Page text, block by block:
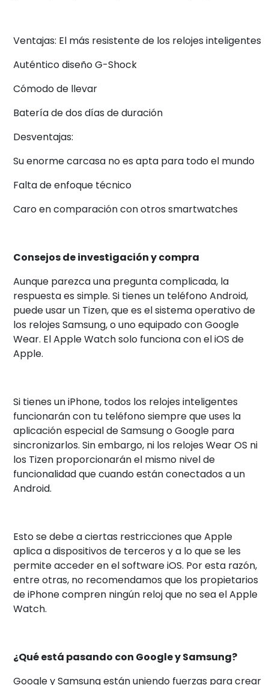
Ventajas: El más resistente de los relojes inteligentes
Auténtico diseño G-Shock
Cómodo de llevar
Batería de dos días de duración
Desventajas:
Su enorme carcasa no es apta para todo el mundo
Falta de enfoque técnico
Caro en comparación con otros smartwatches
Consejos de investigación y compra
Aunque parezca una pregunta complicada, la
respuesta es simple. Si tienes un teléfono Android,
puede usar un Tizen, que es el sistema operativo de
los relojes Samsung, o uno equipado con Google
Wear. El Apple Watch solo funciona con el iOS de
Apple.
Si tienes un iPhone, todos los relojes inteligentes
funcionarán con tu teléfono siempre que uses la
aplicación especial de Samsung o Google para
sincronizarlos. Sin embargo, ni los relojes Wear OS ni
los Tizen proporcionarán el mismo nivel de
funcionalidad que cuando están conectados a un
Android.
Esto se debe a ciertas restricciones que Apple
aplica a dispositivos de terceros y a lo que se les
permite acceder en el software iOS. Por esta razón,
entre otras, no recomendamos que los propietarios
de iPhone compren ningún reloj que no sea el Apple
Watch.
¿Qué está pasando con Google y Samsung?
Google y Samsung están uniendo fuerzas para crear